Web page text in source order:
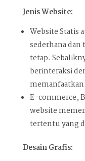
Jenis Website:
Website Statis
sederhana
tetap.
berinteraksi
memanfaatkan
E-commerce,
website
tertentu yang
Desain Grafis: